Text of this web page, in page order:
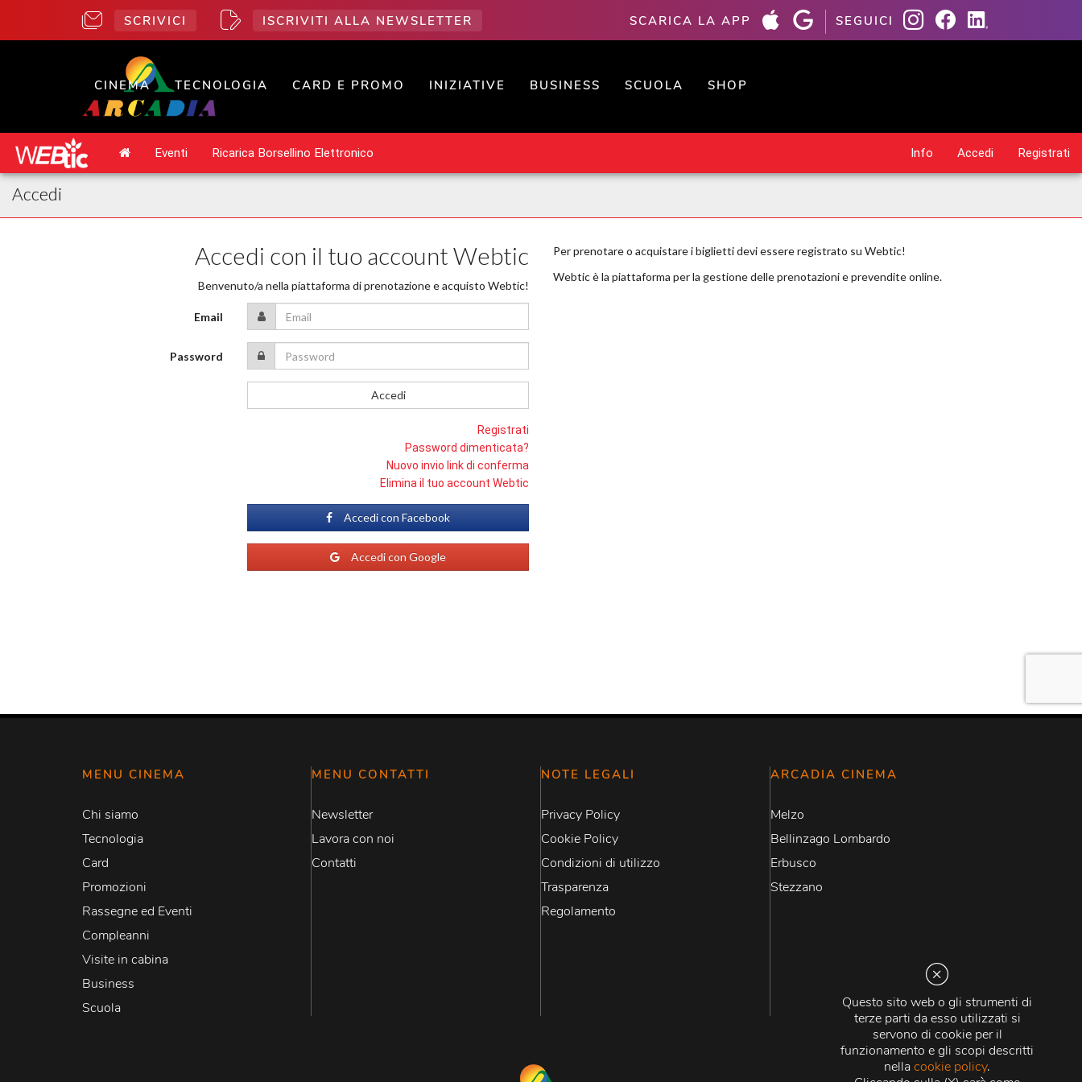
Questo sito web o gli strumenti di
terze parti da esso utilizzati si
servono di cookie per il
funzionamento e gli scopi descritti
nellacookie policy.
SCRIVICI ISCRIVITI ALLA NEWSLETTER SCARICA LA APP SEGUICI
CINEMA TECNOLOGIA CARD E PROMO INIZIATIVE BUSINESS SCUOLA SHOP
MENU CINEMA
Chi siamo
Tecnologia
Card
Promozioni
Rassegne ed Eventi
Compleanni
Visite in cabina
Business
Scuola
MENU CONTATTI
Newsletter
Lavora con noi
Contatti
NOTE LEGALI
Privacy Policy
Cookie Policy
Condizioni di utilizzo
Trasparenza
Regolamento
ARCADIA CINEMA
Melzo
Bellinzago Lombardo
Erbusco
Stezzano